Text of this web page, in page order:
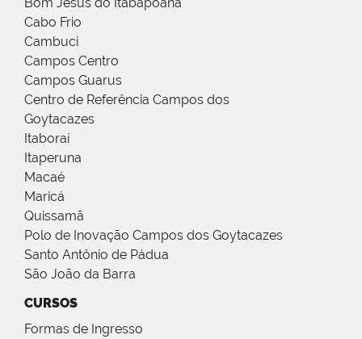
Cabo Frio
Cambuci
Campos Centro
Campos Guarus
Centro de Referência Campos dos
Goytacazes
Itaboraí
Itaperuna
Macaé
Maricá
Quissamã
Polo de Inovação Campos dos Goytacazes
Santo Antônio de Pádua
São João da Barra
CURSOS
Formas de Ingresso